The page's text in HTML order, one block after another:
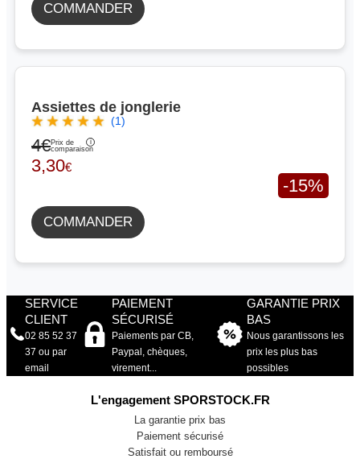
COMMANDER
Assiettes de jonglerie
(1)
4€Prix de
comparaison
3,30€
-15%
COMMANDER
SERVICE
CLIENT
02 85 52 37
37 ou par
email
PAIEMENT
SÉCURISÉ
Paiements par CB,
Paypal, chèques,
virement...
GARANTIE PRIX
BAS
Nous garantissons les
prix les plus bas
possibles
L'engagement SPORSTOCK.FR
La garantie prix bas
Paiement sécurisé
Satisfait ou remboursé